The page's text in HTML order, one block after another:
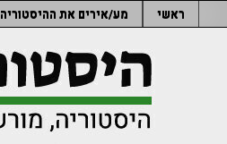
to
ראשי מע/אירים את ההיסטוריה